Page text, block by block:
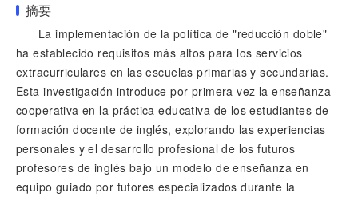
摘要
La implementación de la política de "reducción doble"
ha establecido requisitos más altos para los servicios
extracurriculares en las escuelas primarias y secundarias.
Esta investigación introduce por primera vez la enseñanza
cooperativa en la práctica educativa de los estudiantes de
formación docente de inglés, explorando las experiencias
personales y el desarrollo profesional de los futuros
profesores de inglés bajo un modelo de enseñanza en
equipo guiado por tutores especializados durante la